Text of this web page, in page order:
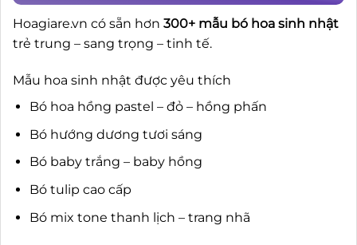
Hoagiare.vn có sẵn hơn 300+ mẫu bó hoa sinh nhật
trẻ trung – sang trọng – tinh tế.
Mẫu hoa sinh nhật được yêu thích
Bó hoa hồng pastel – đỏ – hồng phấn
Bó hướng dương tươi sáng
Bó baby trắng – baby hồng
Bó tulip cao cấp
Bó mix tone thanh lịch – trang nhã